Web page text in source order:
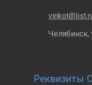
Челябинск,
Реквизиты